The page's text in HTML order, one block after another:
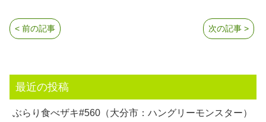
次の記事 >
< 前の記事
最近の投稿
ぶらり食べザキ#560（大分市：ハングリーモンスター）